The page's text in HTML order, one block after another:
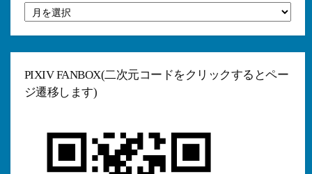
ー
カ
PIXIV FANBOX(二次元コードをクリックするとペー
ジ遷移します)